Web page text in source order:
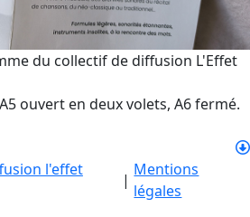
du collectif de diffusion L'Effet
ouvert en deux volets, A6 fermé.
l'effet
|
Mentions
légales